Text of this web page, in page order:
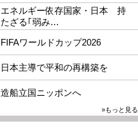
エネルギー依存国家・日本 持
たざる｢弱み…
FIFAワールドカップ2026
日本主導で平和の再構築を
造船立国ニッポンへ
»もっと見る